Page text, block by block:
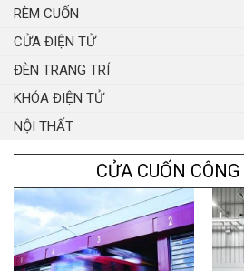
RÈM CUỐN
CỬA ĐIỆN TỬ
ĐÈN TRANG TRÍ
KHÓA ĐIỆN TỬ
NỘI THẤT
CỬA CUỐN